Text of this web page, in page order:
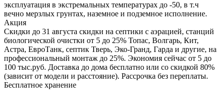
эксплуатация в экстремальных температурах до -50, в т.ч
вечно мерзлых грунтах, наземное и подземное исполнение.
Акция
Скидки до 31 августа скидки на септики с аэрацией, станций
биологической очистки от 5 до 25% Топас, Волгарь, Кит,
Астра, ЕвроТанк, септик Тверь, Эко-Гранд, Гарда и другие, на
профессиональный монтаж до 25%. Экономия сейчас от 5 до
100 тыс.руб. Доставка до дома бесплатно или со скидкой 80%
(зависит от модели и расстояние). Рассрочка без переплаты.
Бесплатное хранение